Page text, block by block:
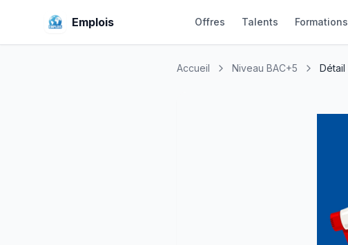
Emplois Offres Talents Formations
Accueil Niveau BAC+5 Détail